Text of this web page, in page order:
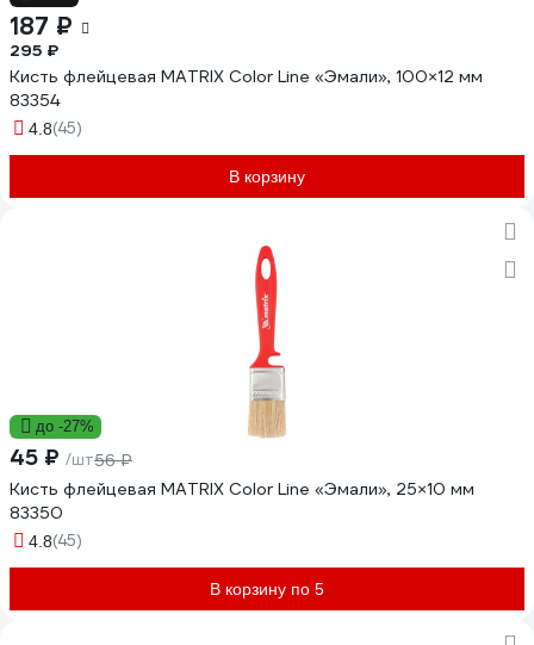
187 ₽
295 ₽
Кисть флейцевая MATRIX Color Line «Эмали», 100×12 мм
83354
4.8(45)
В корзину
до -27%
45 ₽ /шт56 ₽
Кисть флейцевая MATRIX Color Line «Эмали», 25×10 мм
83350
4.8(45)
В корзину по 5